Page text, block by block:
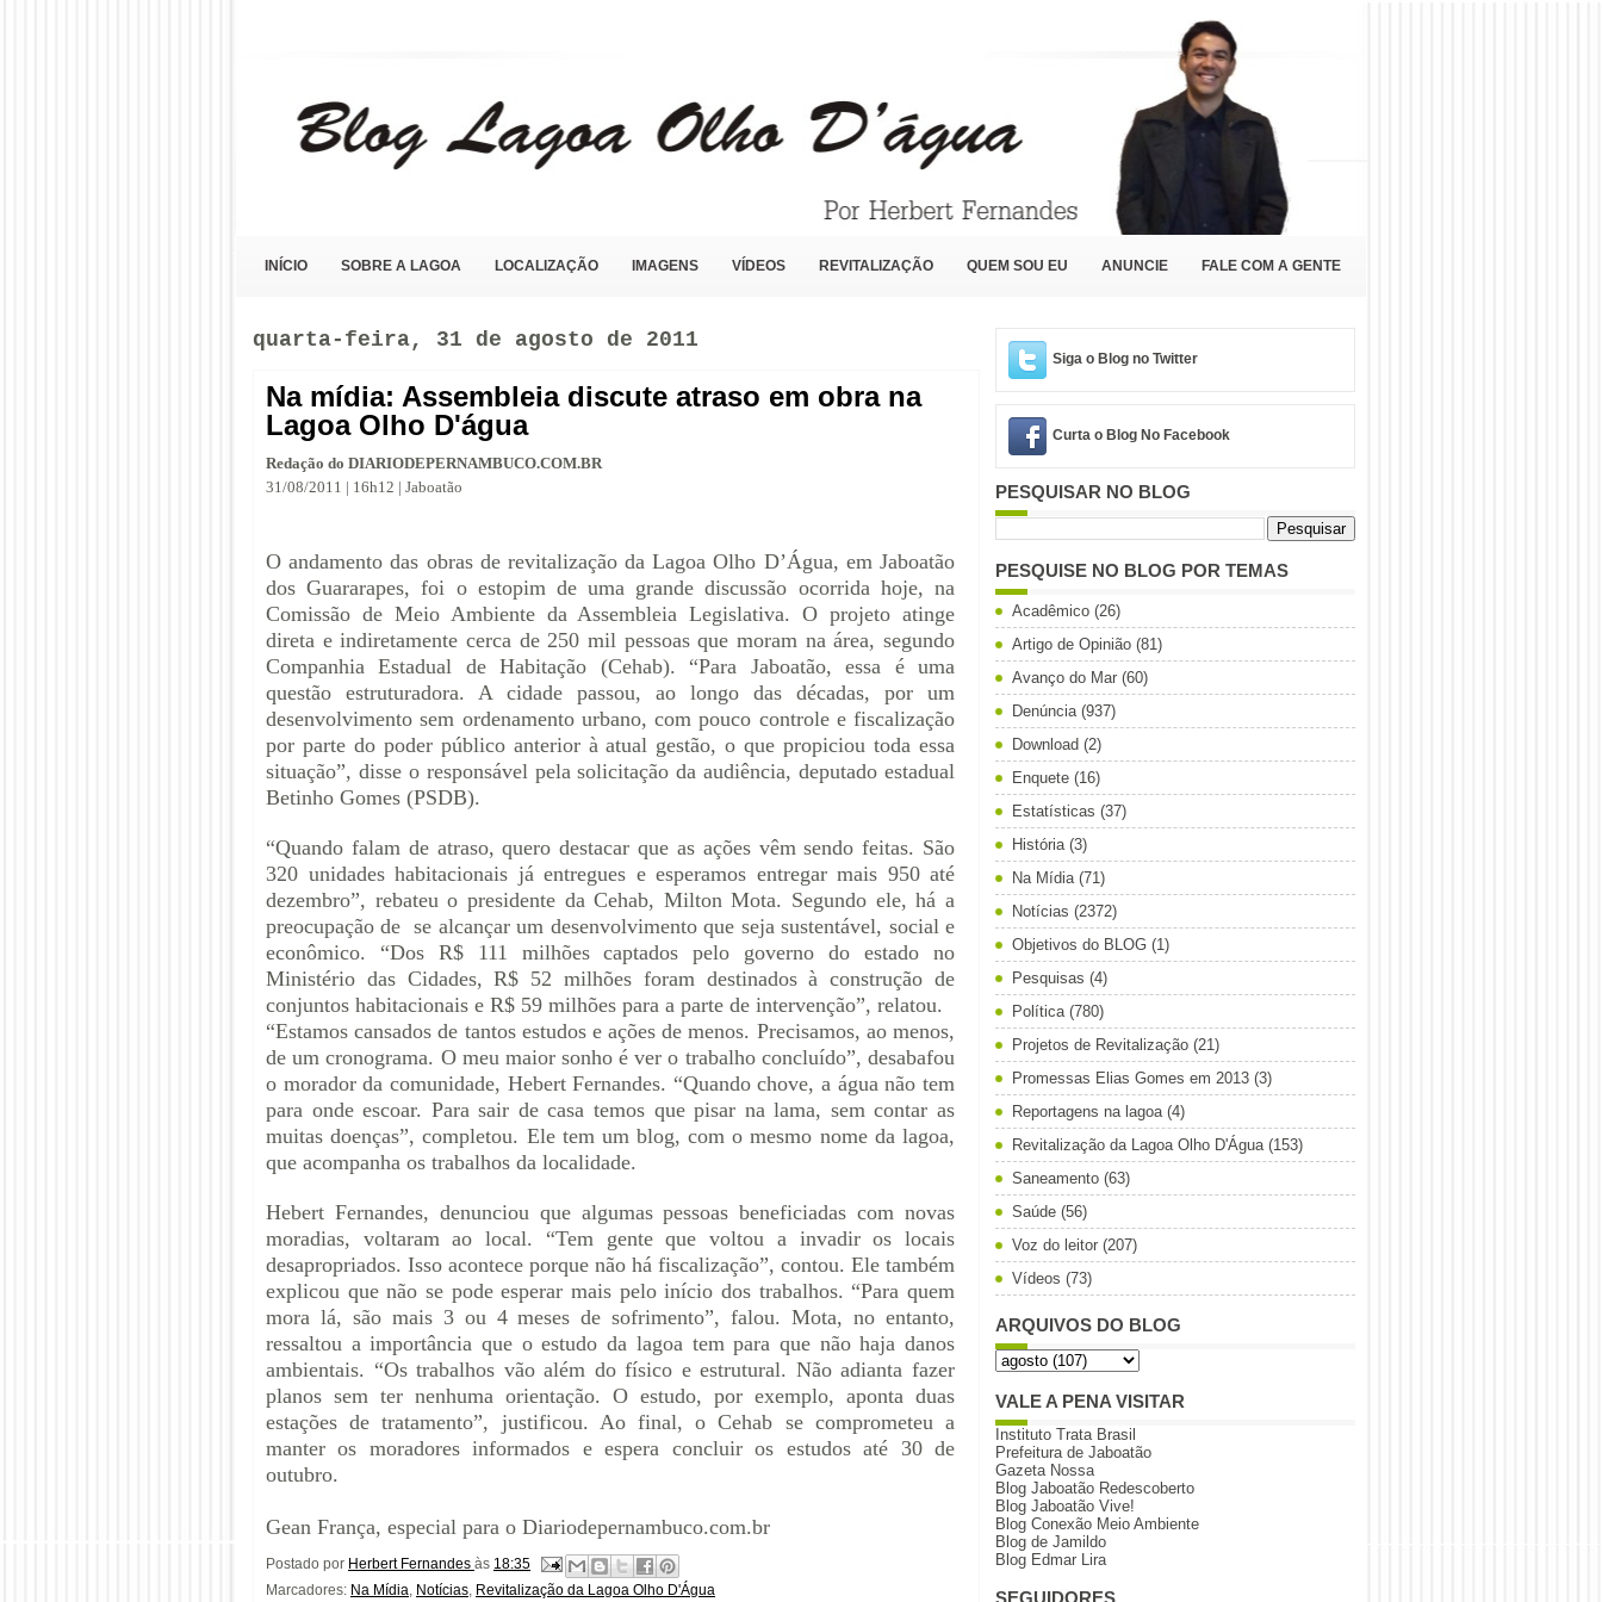
INÍCIO SOBRE A LAGOA LOCALIZAÇÃO IMAGENS VÍDEOS REVITALIZAÇÃO QUEM SOU EU ANUNCIE FALE COM A GENTE
quarta-feira, 31 de agosto de 2011
Na mídia: Assembleia discute atraso em obra na
Lagoa Olho D'água
Redação do DIARIODEPERNAMBUCO.COM.BR
31/08/2011 | 16h12 | Jaboatão
O andamento das obras de revitalização da Lagoa Olho D’Água, em Jaboatão
dos Guararapes, foi o estopim de uma grande discussão ocorrida hoje, na
Comissão de Meio Ambiente da Assembleia Legislativa. O projeto atinge
direta e indiretamente cerca de 250 mil pessoas que moram na área, segundo
Companhia Estadual de Habitação (Cehab). “Para Jaboatão, essa é uma
questão estruturadora. A cidade passou, ao longo das décadas, por um
desenvolvimento sem ordenamento urbano, com pouco controle e fiscalização
por parte do poder público anterior à atual gestão, o que propiciou toda essa
situação”, disse o responsável pela solicitação da audiência, deputado estadual
Betinho Gomes (PSDB).
“Quando falam de atraso, quero destacar que as ações vêm sendo feitas. São
320 unidades habitacionais já entregues e esperamos entregar mais 950 até
dezembro”, rebateu o presidente da Cehab, Milton Mota. Segundo ele, há a
preocupação de se alcançar um desenvolvimento que seja sustentável, social e
econômico. “Dos R$ 111 milhões captados pelo governo do estado no
Ministério das Cidades, R$ 52 milhões foram destinados à construção de
conjuntos habitacionais e R$ 59 milhões para a parte de intervenção”, relatou.
“Estamos cansados de tantos estudos e ações de menos. Precisamos, ao menos,
de um cronograma. O meu maior sonho é ver o trabalho concluído”, desabafou
o morador da comunidade, Hebert Fernandes. “Quando chove, a água não tem
para onde escoar. Para sair de casa temos que pisar na lama, sem contar as
muitas doenças”, completou. Ele tem um blog, com o mesmo nome da lagoa,
que acompanha os trabalhos da localidade.
Hebert Fernandes, denunciou que algumas pessoas beneficiadas com novas
moradias, voltaram ao local. “Tem gente que voltou a invadir os locais
desapropriados. Isso acontece porque não há fiscalização”, contou. Ele também
explicou que não se pode esperar mais pelo início dos trabalhos. “Para quem
mora lá, são mais 3 ou 4 meses de sofrimento”, falou. Mota, no entanto,
ressaltou a importância que o estudo da lagoa tem para que não haja danos
ambientais. “Os trabalhos vão além do físico e estrutural. Não adianta fazer
planos sem ter nenhuma orientação. O estudo, por exemplo, aponta duas
estações de tratamento”, justificou. Ao final, o Cehab se comprometeu a
manter os moradores informados e espera concluir os estudos até 30 de
outubro.
Gean França, especial para o Diariodepernambuco.com.br
Postado por Herbert Fernandes às 18:35
Marcadores: Na Mídia, Notícias, Revitalização da Lagoa Olho D'Água
Siga o Blog no Twitter
Curta o Blog No Facebook
PESQUISAR NO BLOG
PESQUISE NO BLOG POR TEMAS
Acadêmico (26)
Artigo de Opinião (81)
Avanço do Mar (60)
Denúncia (937)
Download (2)
Enquete (16)
Estatísticas (37)
História (3)
Na Mídia (71)
Notícias (2372)
Objetivos do BLOG (1)
Pesquisas (4)
Política (780)
Projetos de Revitalização (21)
Promessas Elias Gomes em 2013 (3)
Reportagens na lagoa (4)
Revitalização da Lagoa Olho D'Água (153)
Saneamento (63)
Saúde (56)
Voz do leitor (207)
Vídeos (73)
ARQUIVOS DO BLOG
VALE A PENA VISITAR
Instituto Trata Brasil
Prefeitura de Jaboatão
Gazeta Nossa
Blog Jaboatão Redescoberto
Blog Jaboatão Vive!
Blog Conexão Meio Ambiente
Blog de Jamildo
Blog Edmar Lira
SEGUIDORES